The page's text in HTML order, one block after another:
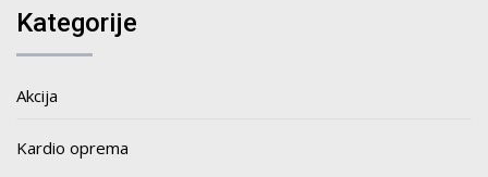
Kategorije
Akcija
Kardio oprema